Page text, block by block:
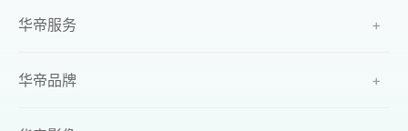
华帝服务 +
华帝品牌 +